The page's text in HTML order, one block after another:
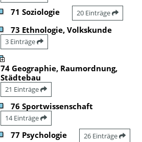
71 Soziologie 20 Einträge
73 Ethnologie, Volkskunde
3 Einträge
74 Geographie, Raumordnung,
Städtebau
21 Einträge
76 Sportwissenschaft
14 Einträge
77 Psychologie 26 Einträge